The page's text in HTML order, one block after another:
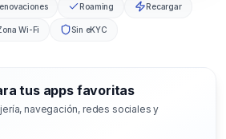
Roaming Recargar
Wi-Fi Sin eKYC
tus apps favoritas
navegación, redes sociales y